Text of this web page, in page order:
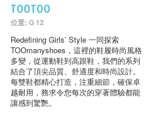
TOOTOO
位置: G 12
Redefining Girls’ Style 一同探索
TOOmanyshoes，這裡的鞋履時尚風格
多變，從運動鞋到高跟鞋，我們的系列
結合了頂尖品質、舒適度和時尚設計。
每雙鞋都精心打造，注重細節，確保卓
越耐用，務求令您每次的穿著體驗都能
讓感到驚艷。